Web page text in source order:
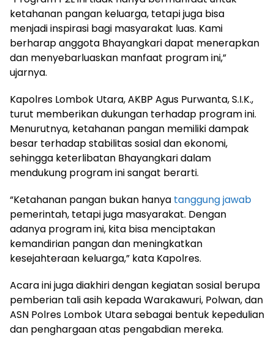
ketahanan pangan keluarga, tetapi juga bisa
menjadi inspirasi bagi masyarakat luas. Kami
berharap anggota Bhayangkari dapat menerapkan
dan menyebarluaskan manfaat program ini,”
ujarnya.
Kapolres Lombok Utara, AKBP Agus Purwanta, S.I.K.,
turut memberikan dukungan terhadap program ini.
Menurutnya, ketahanan pangan memiliki dampak
besar terhadap stabilitas sosial dan ekonomi,
sehingga keterlibatan Bhayangkari dalam
mendukung program ini sangat berarti.
“Ketahanan pangan bukan hanya tanggung jawab
pemerintah, tetapi juga masyarakat. Dengan
adanya program ini, kita bisa menciptakan
kemandirian pangan dan meningkatkan
kesejahteraan keluarga,” kata Kapolres.
Acara ini juga diakhiri dengan kegiatan sosial berupa
pemberian tali asih kepada Warakawuri, Polwan, dan
ASN Polres Lombok Utara sebagai bentuk kepedulian
dan penghargaan atas pengabdian mereka.